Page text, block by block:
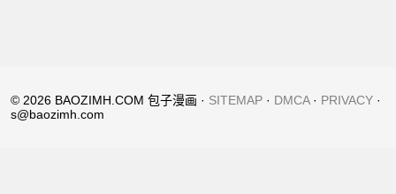
© 2026 BAOZIMH.COM 包子漫画 · SITEMAP · DMCA· PRIVACY ·
s@baozimh.com